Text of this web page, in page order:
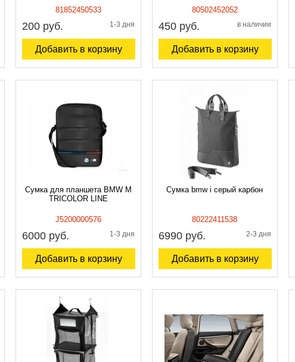
81852450533
200 руб. 1-3 дня
Добавить в корзину
80502452052
450 руб. в наличии
Добавить в корзину
Сумка для планшета BMW M
TRICOLOR LINE
J5200000576
6000 руб. 1-3 дня
Добавить в корзину
Сумка bmw i серый карбон
80222411538
6990 руб. 2-3 дня
Добавить в корзину